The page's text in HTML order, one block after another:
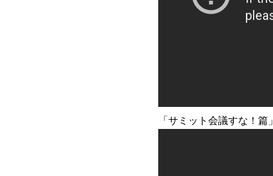
「サミット会議すな！篇」